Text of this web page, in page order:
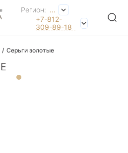
Регион: ...
+7-812-
309-89-18
Серьги золотые